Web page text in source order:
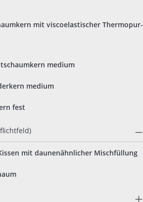
mit viscoelastischer Thermopur-
medium
medium
fest
mit daunenähnlicher Mischfüllung